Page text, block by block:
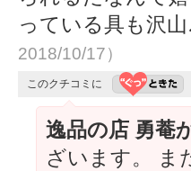
っている具も沢
2018/10/17）
このクチコミに
逸品の店 勇菴
ざいます。 ま